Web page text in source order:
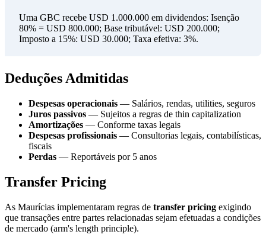
Uma GBC recebe USD 1.000.000 em dividendos: Isenção
80% = USD 800.000; Base tributável: USD 200.000;
Imposto a 15%: USD 30.000; Taxa efetiva: 3%.
Deduções Admitidas
Despesas operacionais — Salários, rendas, utilities, seguros
Juros passivos — Sujeitos a regras de thin capitalization
Amortizações — Conforme taxas legais
Despesas profissionais — Consultorias legais, contabilísticas,
fiscais
Perdas — Reportáveis por 5 anos
Transfer Pricing
As Maurícias implementaram regras de transfer pricing exigindo
que transações entre partes relacionadas sejam efetuadas a condições
de mercado (arm's length principle).